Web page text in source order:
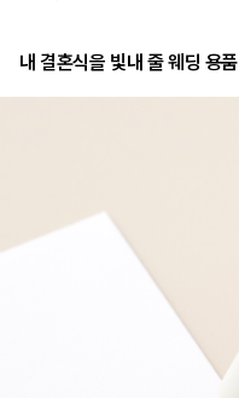
내 결혼식을 빛내 줄 웨딩 용품